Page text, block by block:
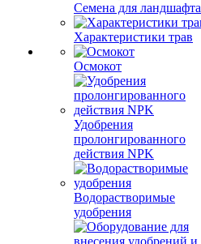
Семена для ландшафта
Характеристики трав
Осмокот
Удобрения
пролонгированного
действия NPK
Водорастворимые
удобрения